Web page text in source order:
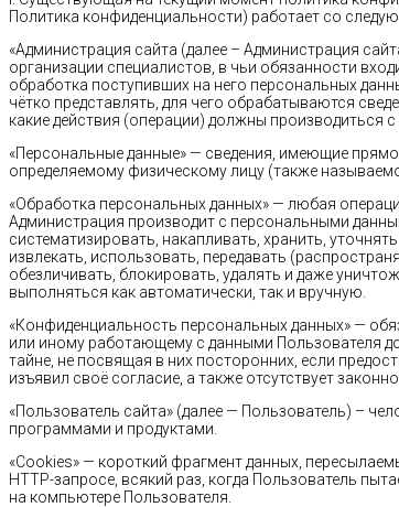
Политика конфиденциальности) работает со
«Администрация сайта (далее – Администрация
организации специалистов, в чьи обязанности
обработка поступивших на него персональных
чётко представлять, для чего обрабатываются
какие действия (операции) должны производиться
«Персональные данные» — сведения, имеющие
определяемому физическому лицу (также
«Обработка персональных данных» — любая
Администрация производит с персональными
систематизировать, накапливать, хранить,
извлекать, использовать, передавать
обезличивать, блокировать, удалять и даже
выполняться как автоматически, так и вручную.
«Конфиденциальность персональных данных» —
или иному работающему с данными Пользователя
тайне, не посвящая в них посторонних, если
изъявил своё согласие, а также отсутствует
«Пользователь сайта» (далее — Пользователь) –
программами и продуктами.
«Cookies» — короткий фрагмент данных,
HTTP-запросе, всякий раз, когда Пользователь
на компьютере Пользователя.